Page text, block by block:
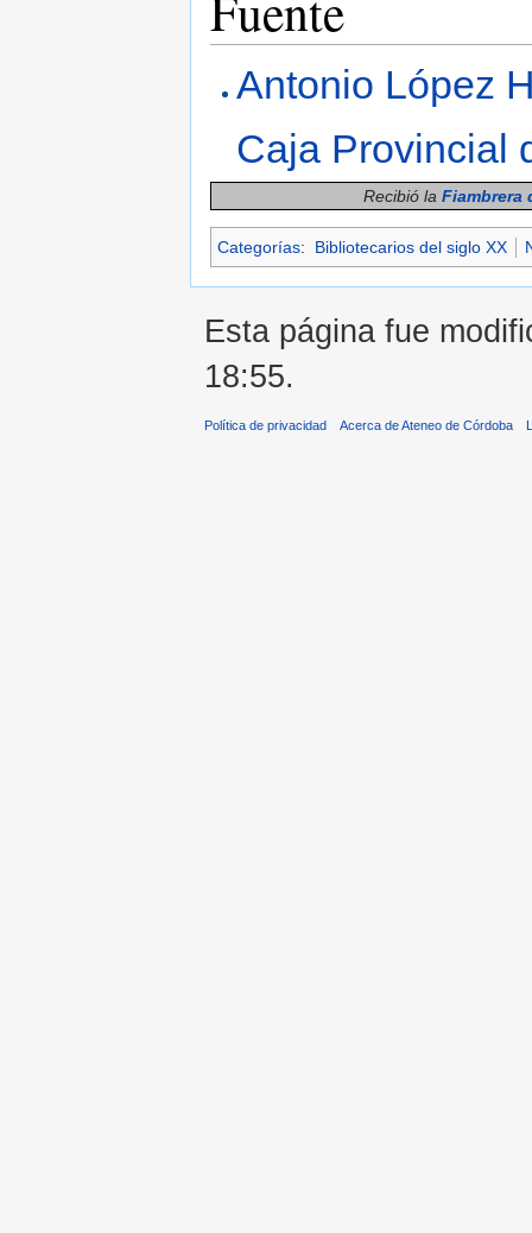
Antonio López
Caja Provincial
Recibió la Fiambrera
Categorías: Bibliotecarios del siglo XX
Esta página fue
18:55.
Política de privacidad Acerca de Ateneo de Córdoba